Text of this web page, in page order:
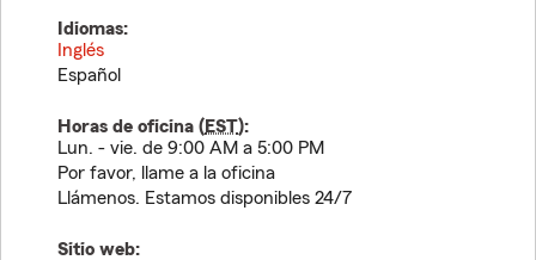
Idiomas:
Inglés
Español
Horas de oficina (EST):
Lun. - vie. de 9:00 AM a 5:00 PM
Por favor, llame a la oficina
Llámenos. Estamos disponibles 24/7
Sitio web: